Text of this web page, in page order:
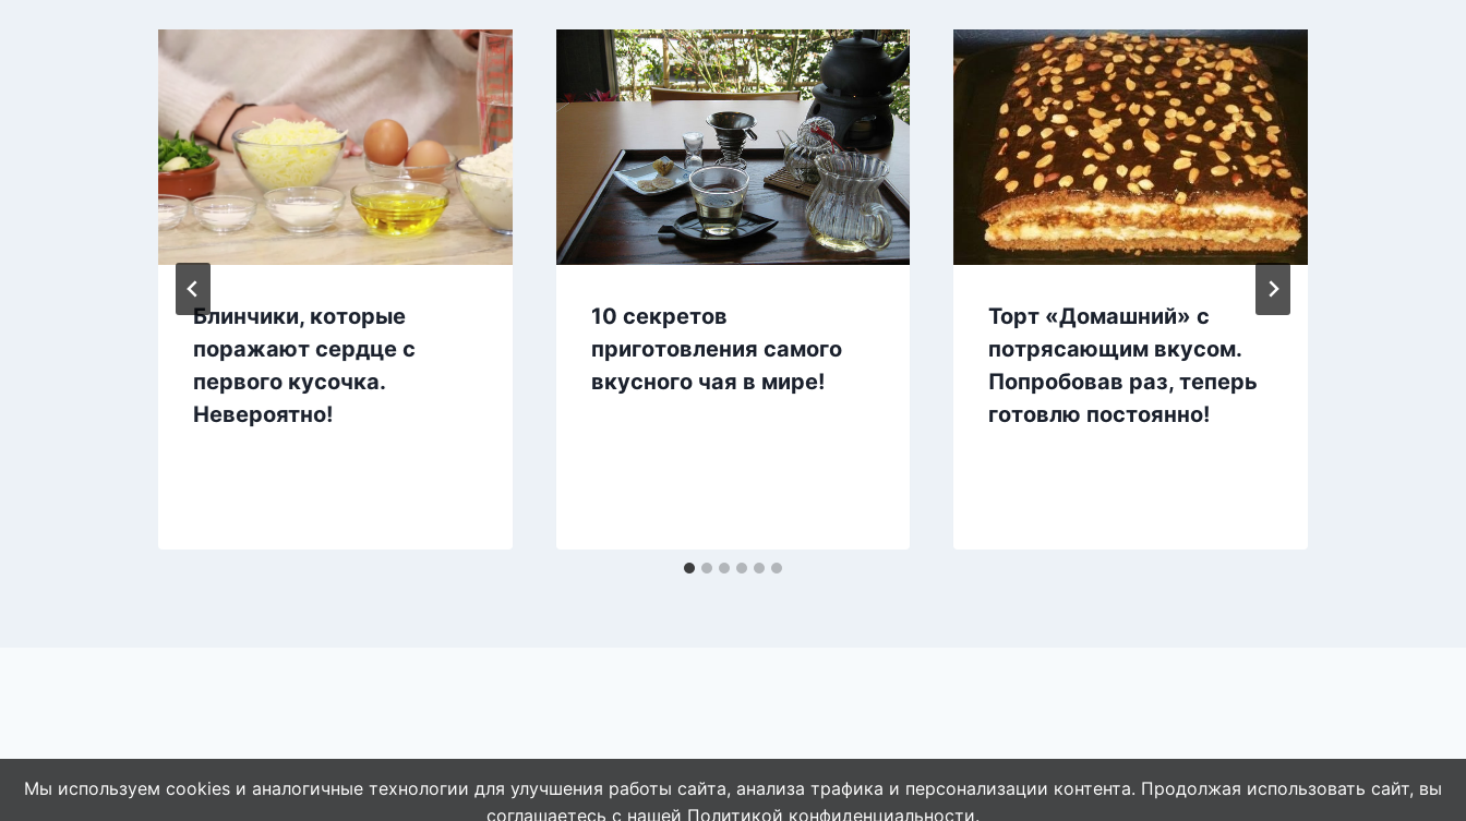
Блинчики, которые
поражают сердце с
первого кусочка.
Невероятно!
10 секретов
приготовления самого
вкусного чая в мире!
Торт «Домашний» с
потрясающим вкусом.
Попробовав раз, теперь
готовлю постоянно!
© 2026 Naget.Ru
Мы используем cookies и аналогичные технологии для улучшения работы сайта, анализа трафика и персонализации контента. Продолжая использовать сайт, вы
соглашаетесь с нашей Политикой конфиденциальности.